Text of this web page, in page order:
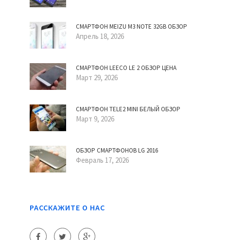
СМАРТФОН MEIZU M3 NOTE 32GB ОБЗОР
Апрель 18, 2026
СМАРТФОН LEECO LE 2 ОБЗОР ЦЕНА
Март 29, 2026
СМАРТФОН TELE2 MINI БЕЛЫЙ ОБЗОР
Март 9, 2026
ОБЗОР СМАРТФОНОВ LG 2016
Февраль 17, 2026
РАССКАЖИТЕ О НАС